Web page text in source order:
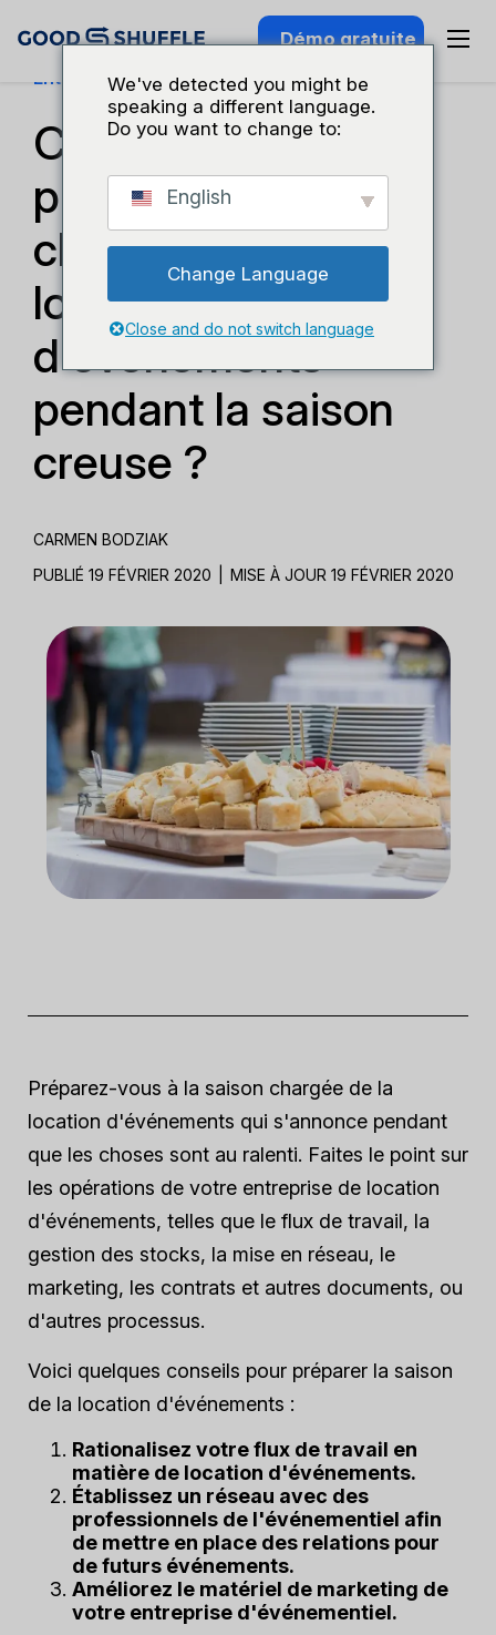
Démo gratuite
Entreprises Et Croissance
Comment se
préparer à la saison
chargée de la
location
d'événements
pendant la saison
creuse ?
CARMEN BODZIAK
PUBLIÉ 19 FÉVRIER 2020
MISE À JOUR 19 FÉVRIER 2020
Préparez-vous à la saison chargée de la
location d'événements qui s'annonce pendant
que les choses sont au ralenti. Faites le point sur
les opérations de votre entreprise de location
d'événements, telles que le flux de travail, la
gestion des stocks, la mise en réseau, le
marketing, les contrats et autres documents, ou
d'autres processus.
Voici quelques conseils pour préparer la saison
de la location d'événements :
Rationalisez votre flux de travail en
matière de location d'événements.
Établissez un réseau avec des
professionnels de l'événementiel afin
de mettre en place des relations pour
de futurs événements.
Améliorez le matériel de marketing de
votre entreprise d'événementiel.
We've detected you might be
speaking a different language.
Do you want to change to:
English
Change Language
Close and do not switch language